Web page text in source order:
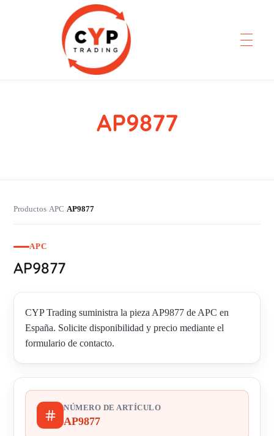
AP9877
Productos›APC›AP9877
APC
AP9877
CYP Trading suministra la pieza AP9877 de APC en
España. Solicite disponibilidad y precio mediante el
formulario de contacto.
NÚMERO DE ARTÍCULO
AP9877